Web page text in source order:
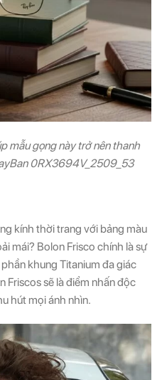
mẫu gọng này trở nên thanh
0RX3694V_2509_53
kính thời trang với bảng màu
mái? Bolon Frisco chính là sự
khung Titanium đa giác
Friscos sẽ là điểm nhấn độc
hút mọi ánh nhìn.